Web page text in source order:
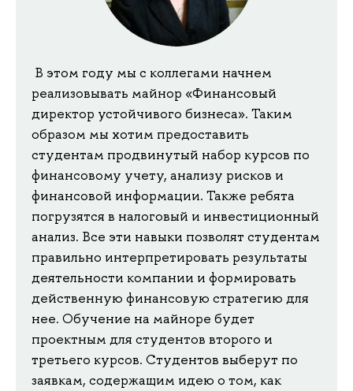
​​ В этом году мы с коллегами начнем
реализовывать майнор «Финансовый
директор устойчивого бизнеса». Таким
образом мы хотим предоставить
студентам продвинутый набор курсов по
финансовому учету, анализу рисков и
финансовой информации. Также ребята
погрузятся в налоговый и инвестиционный
анализ. Все эти навыки позволят студентам
правильно интерпретировать результаты
деятельности компании и формировать
действенную финансовую стратегию для
нее. Обучение на майноре будет
проектным для студентов второго и
третьего курсов. Студентов выберут по
заявкам, содержащим идею о том, как